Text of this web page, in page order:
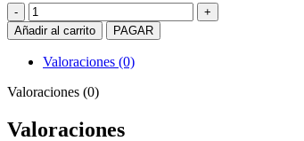
Vestido
corte
sirena
cantidad
Añadir al carrito PAGAR
Valoraciones (0)
Valoraciones (0)
Valoraciones